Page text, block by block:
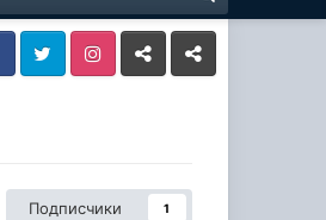
Twitter InstagramLivejournalOdnoklassniki
Подписчики 1